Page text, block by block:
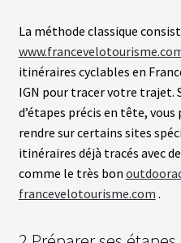
La méthode classique
itinéraires cyclables en
IGN pour tracer votre trajet.
d’étapes précis en tête,
rendre sur certains sites
itinéraires déjà tracés avec
comme le très bon
francevelotourisme.com .